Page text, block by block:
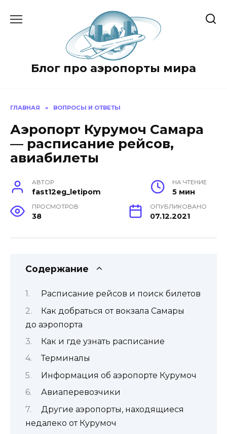
Блог про аэропорты мира
ГЛАВНАЯ » ВОПРОСЫ И ОТВЕТЫ
Аэропорт Курумоч Самара
— расписание рейсов,
авиабилеты
АВТОР
fast12eg_letipom
НА ЧТЕНИЕ
5 мин
ПРОСМОТРОВ
38
ОПУБЛИКОВАНО
07.12.2021
Содержание
Расписание рейсов и поиск билетов
Как добраться от вокзала Самары
до аэропорта
Как и где узнать расписание
Терминалы
Информация об аэропорте Курумоч
Авиаперевозчики
Другие аэропорты, находящиеся
недалеко от Курумоч